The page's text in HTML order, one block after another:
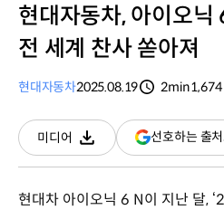
현대자동차, 아이오닉
전 세계 찬사 쏟아져
현대자동차2025.08.19
2min1,674
미디어
다운로드
선호하는 출
현대차 아이오닉 6 N이 지난 달,